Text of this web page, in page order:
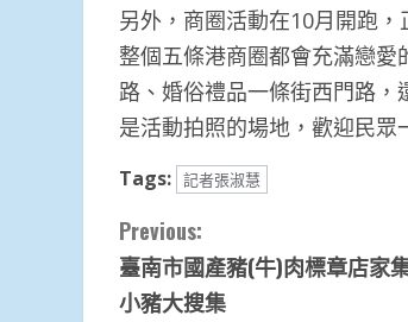
另外，商圈活動在10月開跑
整個五條港商圈都會充滿戀
路、婚俗禮品一條街西門路
是活動拍照的場地，歡迎民眾
Tags: 記者張淑慧
Continue
Reading
Previous:
臺南市國產豬(牛)肉標章店家
小豬大搜集